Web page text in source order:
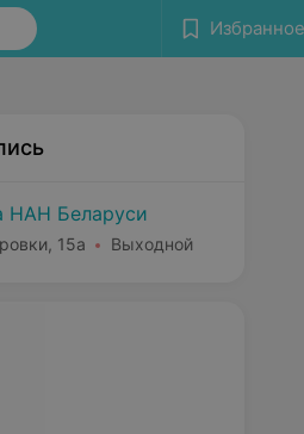
Избранное
НАН Беларуси
15а Выходной